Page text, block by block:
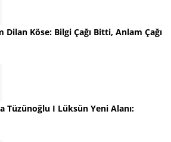
Dilan Köse: Bilgi Çağı Bitti, Anlam Çağı
Tüzünoğlu I Lüksün Yeni Alanı: